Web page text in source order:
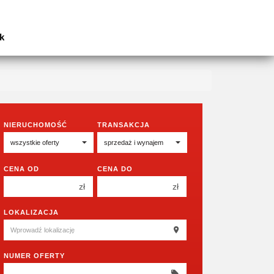
NIERUCHOMOŚĆ TRANSAKCJA
CENA OD
zł
250 000 zł
300 000 zł
CENA DO
zł
250 000 zł
LOKALIZACJA
NUMER OFERTY